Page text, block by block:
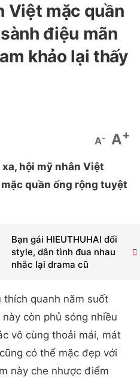
Việt mặc quần
điệu mãn
khảo lại thấy
A- A+
hội mỹ nhân Việt
quần ống rộng tuyệt
Bạn gái HIEUTHUHAI đổi
style, dân tình đua nhau
nhắc lại drama cũ
thích quanh năm suốt
còn phủ sóng nhiều
vô cùng thoải mái, mát
có thể mặc đẹp với
này che nhược điểm